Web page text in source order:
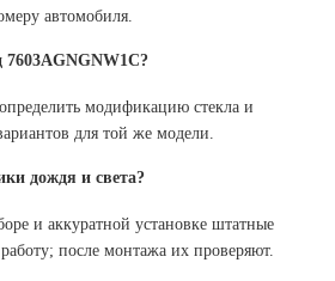
автомобиля.
7603AGNGNW1C?
модификацию стекла и
для той же модели.
дождя и света?
и аккуратной установке штатные
после монтажа их проверяют.